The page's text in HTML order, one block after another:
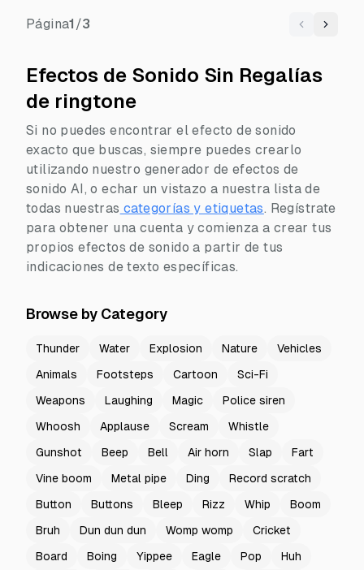
Página1 /3 Previous
Next
Efectos de Sonido Sin Regalías
de ringtone
Si no puedes encontrar el efecto de sonido
exacto que buscas, siempre puedes crearlo
utilizando nuestro generador de efectos de
sonido AI, o echar un vistazo a nuestra lista de
todas nuestras categorías y etiquetas. Regístrate
para obtener una cuenta y comienza a crear tus
propios efectos de sonido a partir de tus
indicaciones de texto específicas.
Browse by Category
Thunder Water Explosion Nature
Vehicles
Animals
Footsteps Cartoon
Sci-Fi
Weapons
Laughing Magic
Police siren
Whoosh
Applause Scream
Whistle
Gunshot
Beep Bell Air horn Slap
Fart
Vine boom
Metal pipe Ding
Record scratch
Button
Buttons Bleep Rizz Whip
Boom
Bruh
Dun dun dun Womp womp
Cricket
Board
Boing Yippee Eagle Pop
Huh